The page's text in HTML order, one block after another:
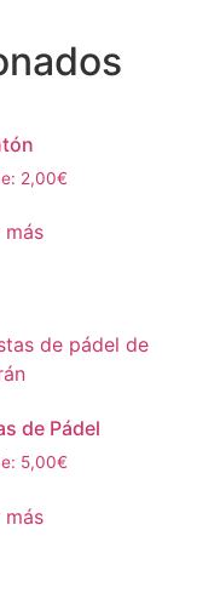
2,00€
más
de Pádel
5,00€
más